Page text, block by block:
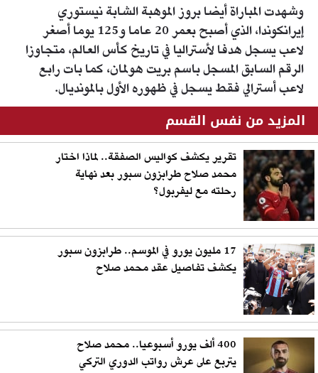
وشهدت المباراة أيضا بروز الموهبة الشابة نيستوري
إيرانكوندا، الذي أصبح بعمر 20 عاما و125 يوما أصغر
لاعب يسجل هدفا لأستراليا في تاريخ كأس العالم، متجاوزا
الرقم السابق المسجل باسم بريت هولمان، كما بات رابع
لاعب أسترالي فقط يسجل في ظهوره الأول بالمونديال.
المزيد من نفس القسم
تقرير يكشف كواليس الصفقة.. لماذا اختار
محمد صلاح طرابزون سبور بعد نهاية
رحلته مع ليفربول؟
17 مليون يورو في الموسم.. طرابزون سبور
يكشف تفاصيل عقد محمد صلاح
400 ألف يورو أسبوعيا.. محمد صلاح
يتربع على عرش رواتب الدوري التركي